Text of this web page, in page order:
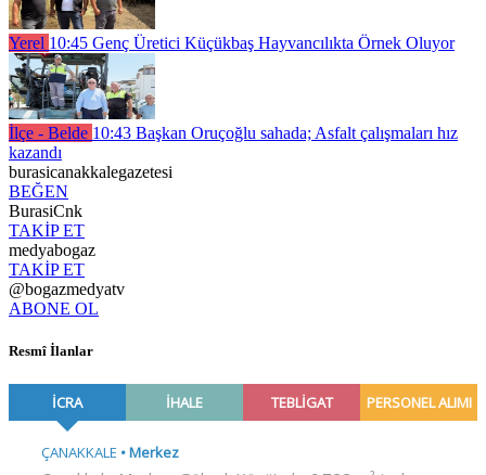
Yerel 10:45 Genç Üretici Küçükbaş Hayvancılıkta Örnek Oluyor
İlçe - Belde 10:43 Başkan Oruçoğlu sahada; Asfalt çalışmaları hız
kazandı
burasicanakkalegazetesi
BEĞEN
BurasiCnk
TAKİP ET
medyabogaz
TAKİP ET
@bogazmedyatv
ABONE OL
Resmî İlanlar